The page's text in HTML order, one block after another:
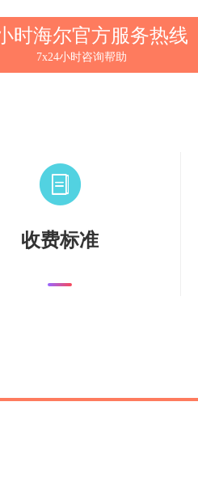
时海尔官方服务热线
7x24小时咨询帮助
收费标准